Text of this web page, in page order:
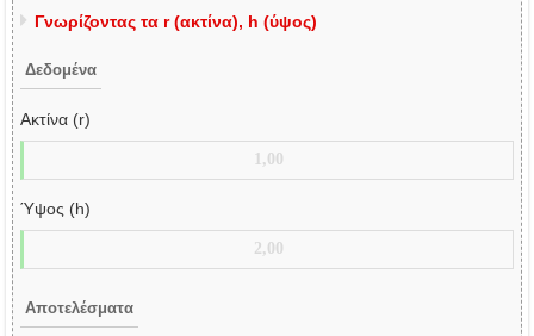
Γνωρίζοντας τα r (ακτίνα), h (ύψος)
Δεδομένα
Ακτίνα (r)
Ύψος (h)
Αποτελέσματα